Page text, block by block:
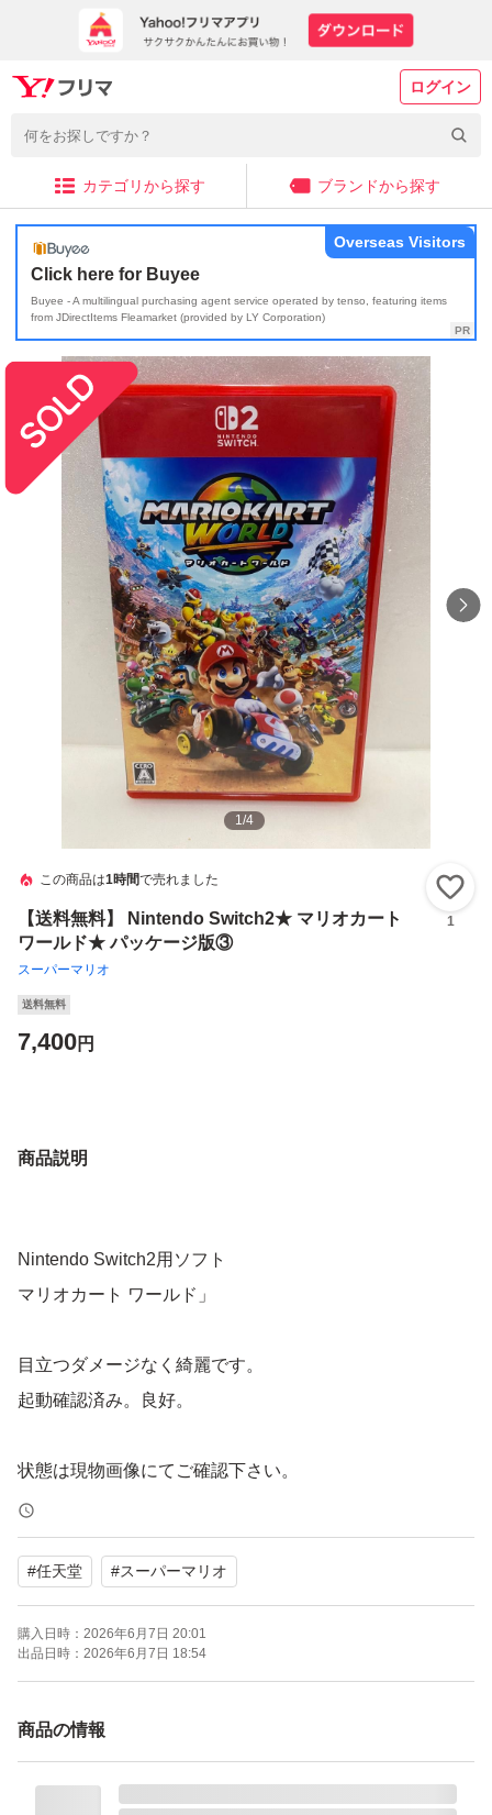
ログイン
カテゴリから探す ブランドから探す
Click here for Buyee
Buyee - A multilingual purchasing agent service operated by tenso, featuring items
from JDirectItems Fleamarket (provided by LY Corporation)
Overseas Visitors
1/4
この商品は1時間で売れました
【送料無料】 Nintendo Switch2★ マリオカート
ワールド★ パッケージ版③
スーパーマリオ
1
送料無料
7,400円
商品説明
Nintendo Switch2用ソフト
マリオカート ワールド」
目立つダメージなく綺麗です。
起動確認済み。良好。
状態は現物画像にてご確認下さい。
★付属品★
Nintendo Switch2用ソフト
マリオカート ワールド
パッケージ版
★発送詳細★
#任天堂 #スーパーマリオ
購入日時： 2026年6月7日 20:01
出品日時： 2026年6月7日 18:54
商品の情報